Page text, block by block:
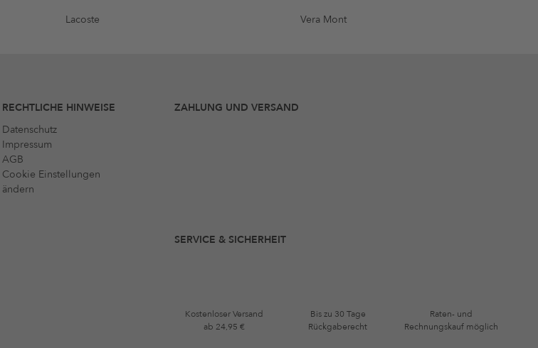
Lacoste Vera Mont
RECHTLICHE HINWEISE
Datenschutz
Impressum
AGB
Cookie Einstellungen
ändern
ZAHLUNG UND VERSAND
SERVICE & SICHERHEIT
Kostenloser Versand
ab 24,95 €
Bis zu 30 Tage
Rückgaberecht
Raten- und
Rechnungskauf möglich